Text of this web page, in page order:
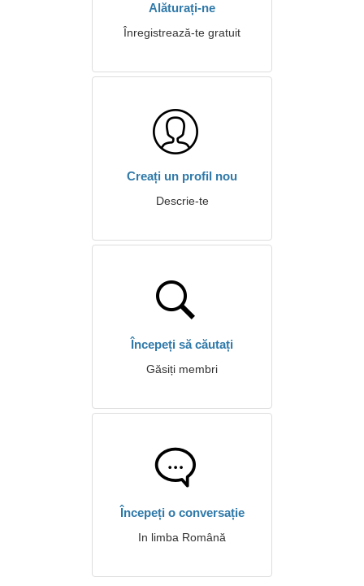
Alăturați-ne
Înregistrează-te gratuit
Creați un profil nou
Descrie-te
Începeți să căutați
Găsiți membri
Începeți o conversație
In limba Română